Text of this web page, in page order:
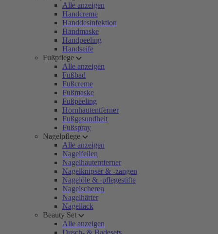
Alle anzeigen
Handcreme
Handdesinfektion
Handmaske
Handpeeling
Handseife
Fußpflege
Alle anzeigen
Fußbad
Fußcreme
Fußmaske
Fußpeeling
Hornhautentferner
Fußgesundheit
Fußspray
Nagelpflege
Alle anzeigen
Nagelfeilen
Nagelhautentferner
Nagelknipser & -zangen
Nagelöle & -pflegestifte
Nagelscheren
Nagelhärter
Nagellack
Beauty Set
Alle anzeigen
Dusch- & Badesets